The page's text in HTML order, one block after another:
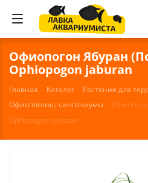
Офиопогон Ябуран
Ophiopogon jaburan
Главная - Каталог - Растения для
Офиопогоны, сингониумы -
Ophiopogon jaburan